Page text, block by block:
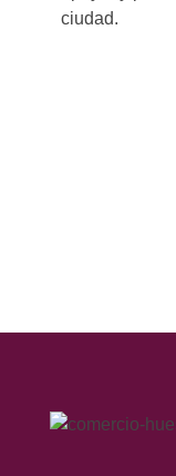
ciudad.